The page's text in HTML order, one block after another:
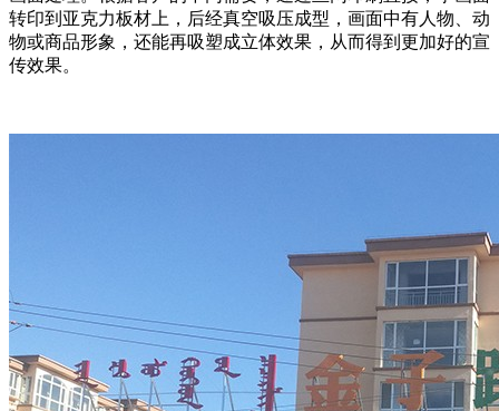
转印到亚克力板材上，后经真空吸压成型，画面中有人物、动
物或商品形象，还能再吸塑成立体效果，从而得到更加好的宣
传效果。